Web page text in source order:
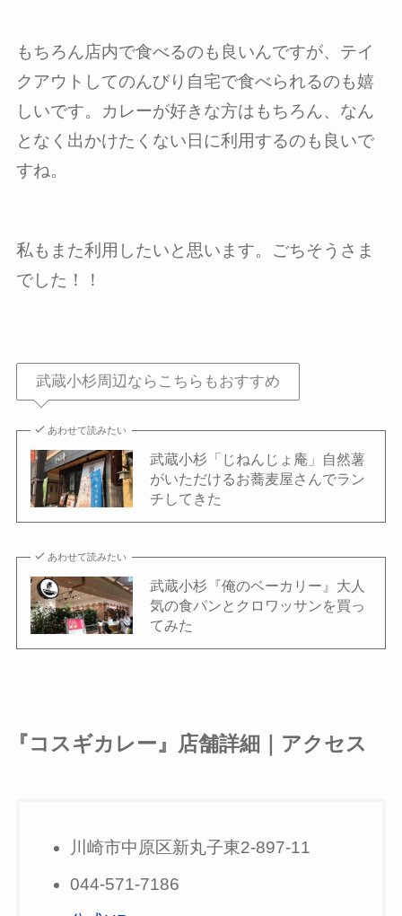
もちろん店内で食べるのも良いんですが、テイ
クアウトしてのんびり自宅で食べられるのも嬉
しいです。カレーが好きな方はもちろん、なん
となく出かけたくない日に利用するのも良いで
すね。
私もまた利用したいと思います。ごちそうさま
でした！！
武蔵小杉周辺ならこちらもおすすめ
あわせて読みたい
武蔵小杉「じねんじょ庵」自然薯
がいただけるお蕎麦屋さんでラン
チしてきた
あわせて読みたい
武蔵小杉『俺のベーカリー』大人
気の食パンとクロワッサンを買っ
てみた
『コスギカレー』店舗詳細｜アクセス
川崎市中原区新丸子東2-897-11
044-571-7186